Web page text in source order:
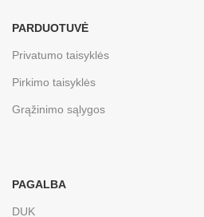
PARDUOTUVĖ
Privatumo taisyklės
Pirkimo taisyklės
Grąžinimo sąlygos
PAGALBA
DUK